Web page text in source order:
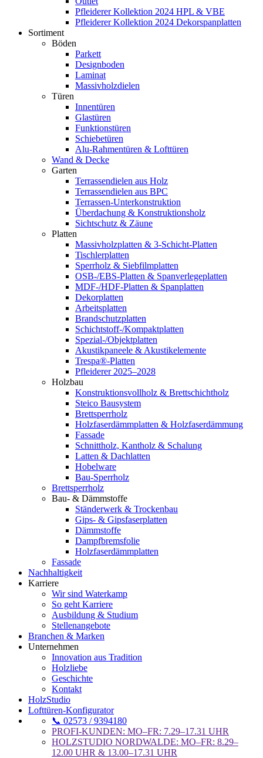
Pfleiderer Kollektion 2024 HPL & VBE
Pfleiderer Kollektion 2024 Dekorspanplatten
Sortiment
Böden
Parkett
Designboden
Laminat
Massivholzdielen
Türen
Innentüren
Glastüren
Funktionstüren
Schiebetüren
Alu-Rahmentüren & Lofttüren
Wand & Decke
Garten
Terrassendielen aus Holz
Terrassendielen aus BPC
Terrassen-Unterkonstruktion
Überdachung & Konstruktionsholz
Sichtschutz & Zäune
Platten
Massivholzplatten & 3-Schicht-Platten
Tischlerplatten
Sperrholz & Siebfilmplatten
OSB-/EBS-Platten & Spanverlegeplatten
MDF-/HDF-Platten & Spanplatten
Dekorplatten
Arbeitsplatten
Brandschutzplatten
Schichtstoff-/Kompaktplatten
Spezial-/Objektplatten
Akustikpaneele & Akustikelemente
Trespa®-Platten
Pfleiderer 2025–2028
Holzbau
Konstruktionsvollholz & Brettschichtholz
Steico Bausystem
Brettsperrholz
Holzfaserdämmplatten & Holzfaserdämmung
Fassade
Schnittholz, Kantholz & Schalung
Latten & Dachlatten
Hobelware
Bau-Sperrholz
Brettsperrholz
Bau- & Dämmstoffe
Ständerwerk & Trockenbau
Gips- & Gipsfaserplatten
Dämmstoffe
Dampfbremsfolie
Holzfaserdämmplatten
Fassade
Nachhaltigkeit
Karriere
Wir sind Waterkamp
So geht Karriere
Ausbildung & Studium
Stellenangebote
Branchen & Marken
Unternehmen
Innovation aus Tradition
Holzliebe
Geschichte
Kontakt
HolzStudio
Lofttüren-Konfigurator
📞 02573 / 9394180
PROFI-KUNDEN: MO–FR: 7.29–17.31 UHR
HOLZSTUDIO NORDWALDE: MO–FR: 8.29–
12.00 UHR & 13.00–17.31 UHR